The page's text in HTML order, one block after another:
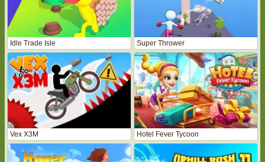
Idle Trade Isle Super Thrower
Vex X3M Hotel Fever Tycoon